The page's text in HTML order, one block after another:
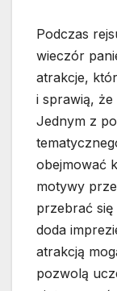
Podczas
wieczór
atrakcje,
i sprawią, że
Jednym z
obejmować
motywy
przebrać
doda
atrakcją
pozwolą